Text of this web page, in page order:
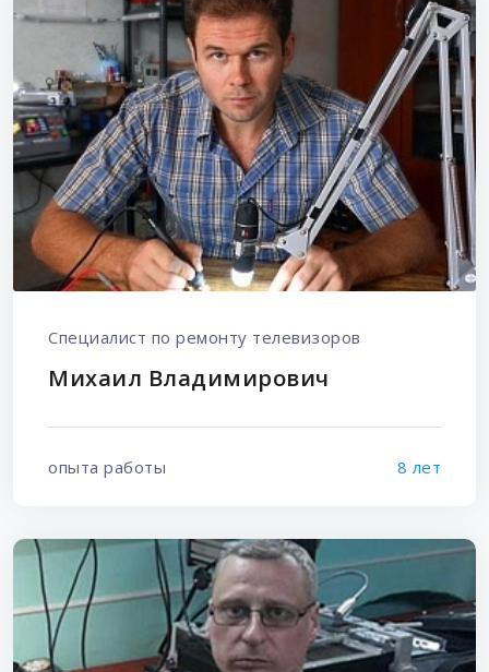
Специалист по ремонту телевизоров
Михаил Владимирович
опыта работы 8 лет